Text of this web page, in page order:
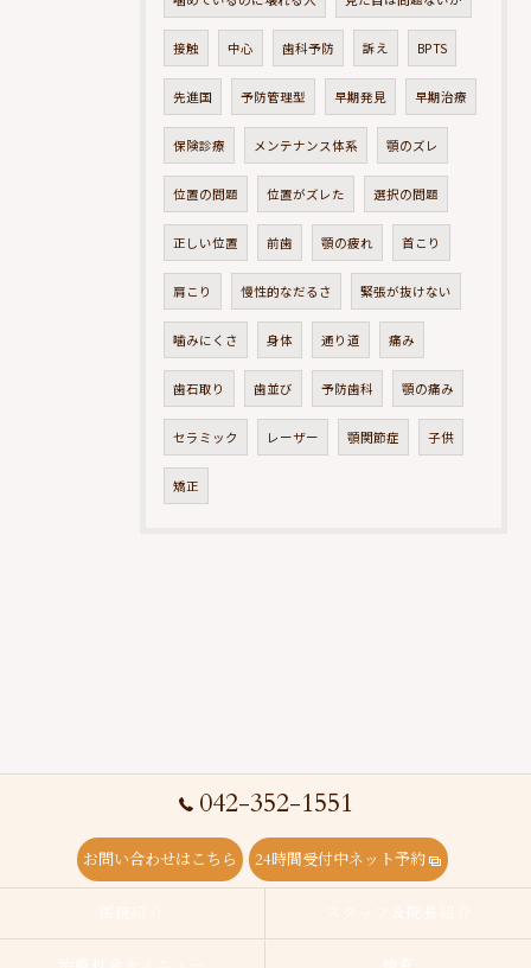
接触 中心 歯科予防 訴え BPTS
先進国 予防管理型 早期発見 早期治療
保険診療 メンテナンス体系 顎のズレ
位置の問題 位置がズレた 選択の問題
正しい位置 前歯 顎の疲れ 首こり
肩こり 慢性的なだるさ 緊張が抜けない
噛みにくさ 身体 通り道 痛み
歯石取り 歯並び 予防歯科 顎の痛み
セラミック レーザー 顎関節症 子供
矯正
042-352-1551
お問い合わせはこちら 24時間受付中ネット予約